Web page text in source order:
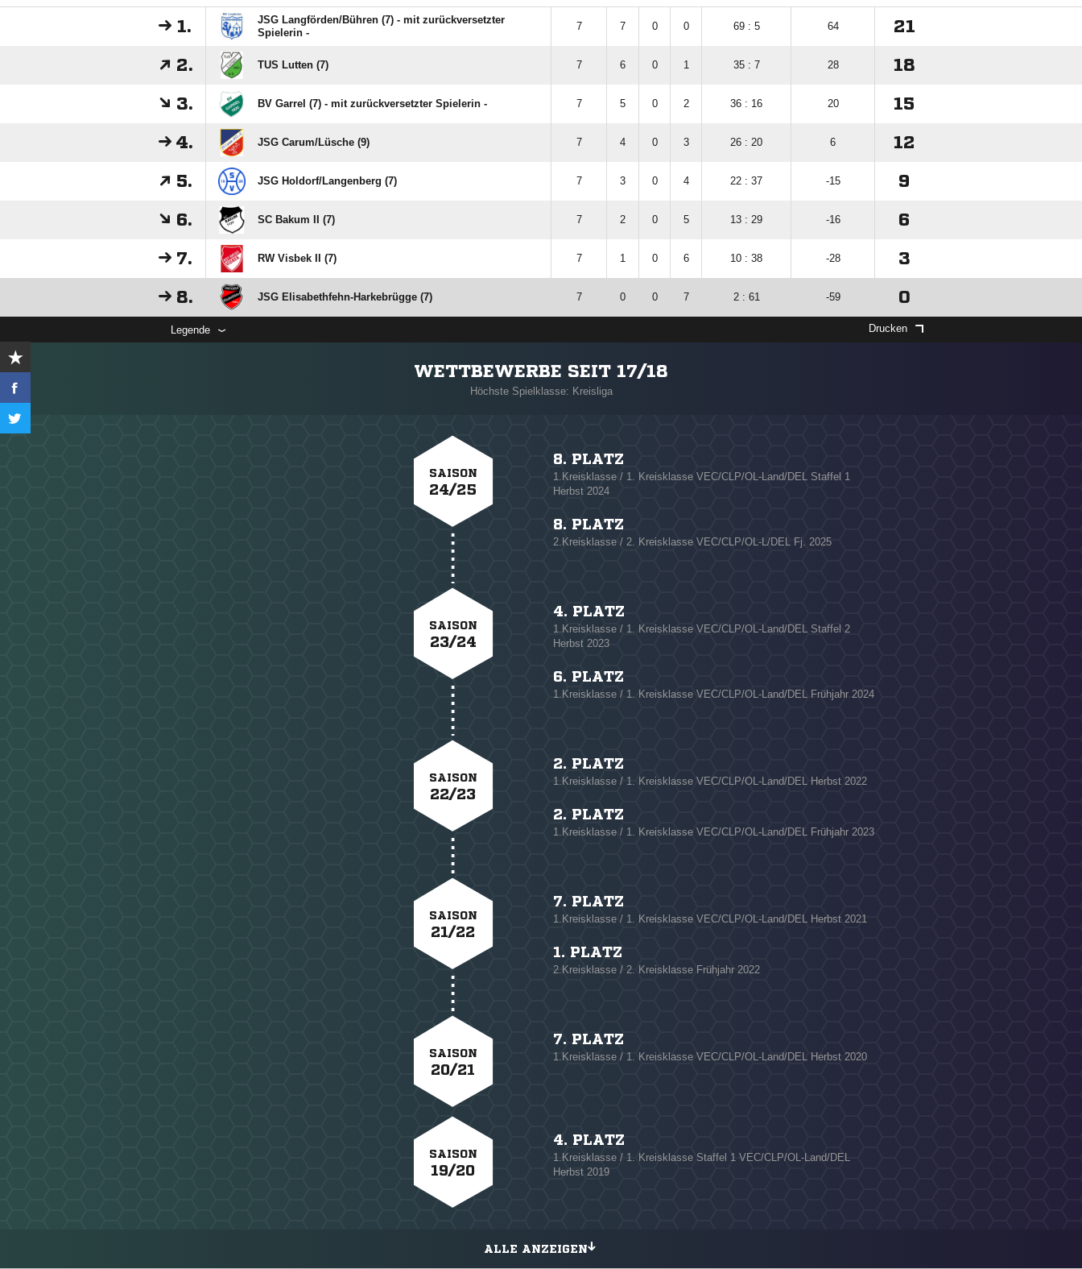
1.
JSG Langförden/​Bühren (7) - mit zurückversetzter
Spielerin -
7 7 0 0 69 : 5 64 21
2. TUS Lutten (7) 7 6 0 1 35 : 7 28 18
3. BV Garrel (7) - mit zurückversetzter Spielerin - 7 5 0 2 36 : 16 20 15
4. JSG Carum/​Lüsche (9) 7 4 0 3 26 : 20 6 12
5. JSG Holdorf/​Langenberg (7) 7 3 0 4 22 : 37 -15 9
6. SC Bakum II (7) 7 2 0 5 13 : 29 -16 6
7. RW Visbek II (7) 7 1 0 6 10 : 38 -28 3
8. JSG Elisabethfehn-Harkebrügge (7) 7 0 0 7 2 : 61 -59 0
Legende Drucken
WETTBEWERBE SEIT 17/18
Höchste Spielklasse: Kreisliga
SAISON
24/25
8. PLATZ
1.Kreisklasse / 1. Kreisklasse VEC/CLP/OL-Land/DEL Staffel 1
Herbst 2024
8. PLATZ
2.Kreisklasse / 2. Kreisklasse VEC/CLP/OL-L/DEL Fj. 2025
SAISON
23/24
4. PLATZ
1.Kreisklasse / 1. Kreisklasse VEC/CLP/OL-Land/DEL Staffel 2
Herbst 2023
6. PLATZ
1.Kreisklasse / 1. Kreisklasse VEC/CLP/OL-Land/DEL Frühjahr 2024
SAISON
22/23
2. PLATZ
1.Kreisklasse / 1. Kreisklasse VEC/CLP/OL-Land/DEL Herbst 2022
2. PLATZ
1.Kreisklasse / 1. Kreisklasse VEC/CLP/OL-Land/DEL Frühjahr 2023
SAISON
21/22
7. PLATZ
1.Kreisklasse / 1. Kreisklasse VEC/CLP/OL-Land/DEL Herbst 2021
1. PLATZ
2.Kreisklasse / 2. Kreisklasse Frühjahr 2022
SAISON
20/21
7. PLATZ
1.Kreisklasse / 1. Kreisklasse VEC/CLP/OL-Land/DEL Herbst 2020
SAISON
19/20
4. PLATZ
1.Kreisklasse / 1. Kreisklasse Staffel 1 VEC/CLP/OL-Land/DEL
Herbst 2019
ALLE ANZEIGEN